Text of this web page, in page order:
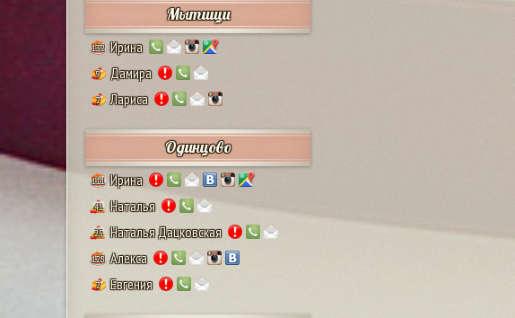
Мытищи
132 Ирина
9 Дамира
2 Лариса
Одинцово
111 Ирина
41 Наталья
25 Наталья Дацковская
128 Алекса
2 Евгения